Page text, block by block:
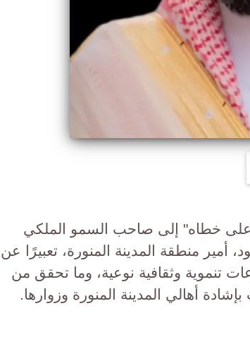
"على خطاه" إلى صاحب السمو الملكي
أمير منطقة المدينة المنورة، تعبيرًا عن
تنموية وثقافية نوعية، وما تحقق من
أهالي المدينة المنورة وزوارها.